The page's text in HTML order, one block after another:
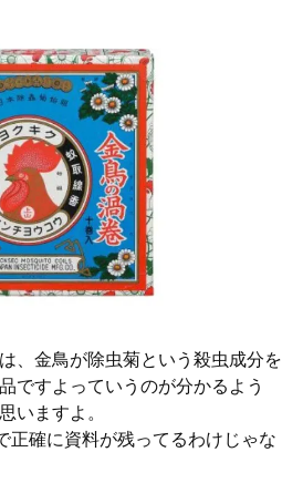
、金鳥が除虫菊という殺虫成分を
ですよっていうのが分かるよう
いますよ。
正確に資料が残ってるわけじゃな